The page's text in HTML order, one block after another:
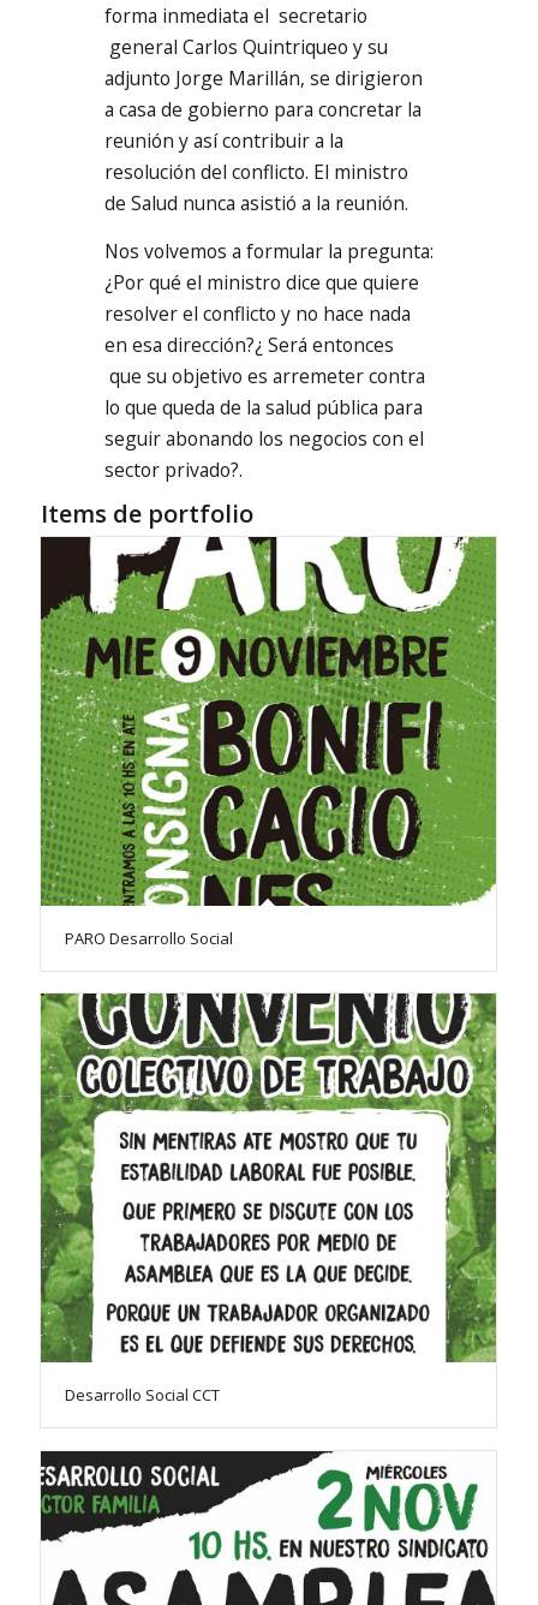
forma inmediata el secretario
general Carlos Quintriqueo y su
adjunto Jorge Marillán, se dirigieron
a casa de gobierno para concretar la
reunión y así contribuir a la
resolución del conflicto. El ministro
de Salud nunca asistió a la reunión.
Nos volvemos a formular la pregunta:
¿Por qué el ministro dice que quiere
resolver el conflicto y no hace nada
en esa dirección?¿ Será entonces
que su objetivo es arremeter contra
lo que queda de la salud pública para
seguir abonando los negocios con el
sector privado?.
Items de portfolio
PARO Desarrollo Social
Desarrollo Social CCT